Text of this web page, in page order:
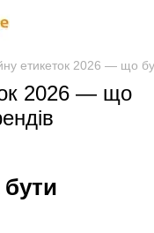
етикеток 2026 — що
2026 — що